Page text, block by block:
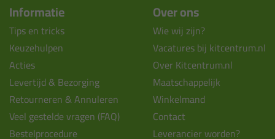
Informatie
Tips en tricks
Keuzehulpen
Acties
Levertijd & Bezorging
Retourneren & Annuleren
Veel gestelde vragen (FAQ)
Bestelprocedure
Over ons
Wie wij zijn?
Vacatures bij kitcentrum.nl
Over Kitcentrum.nl
Maatschappelijk
Winkelmand
Contact
Leverancier worden?